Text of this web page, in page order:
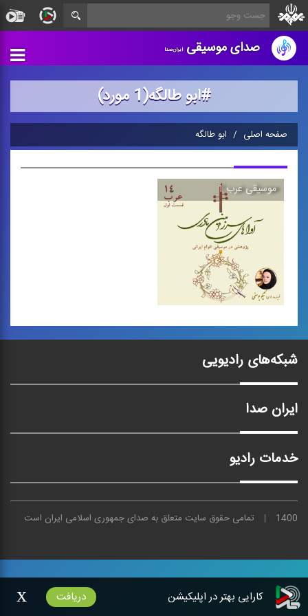
صدای موسیقیایران‌صدا
#ابو طالگه(1 مورد)
صفحه اصلی ابو طالگه
موسیقی عرب 1
موسیقی عرب 1
مجموعه كتاب‌هایی
بررسی ...
شبکه‌های رادیویی
ایران صدا
خدمات رادیو
1400 تمامی حقوق سایت متعلق به صدایجمهوری اسلامی ایران است
کارایی بهتر در اپلیکیشن دریافت x